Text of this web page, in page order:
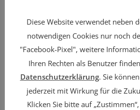
Hinweis: Dies ist eine
Buchungsanfrage, die noch
Verfügbarkeit überprüft
Sie erhalten nach
eine Buchungsbestätigung
zugeschickt.
Diese Website verwendet neben
notwendigen Cookies nur noch
"Facebook-Pixel", weitere
Ihren Rechten als Benutzer
Datenschutzerklärung. Sie
jederzeit mit Wirkung für die
Klicken Sie bitte auf „Zustimmen“